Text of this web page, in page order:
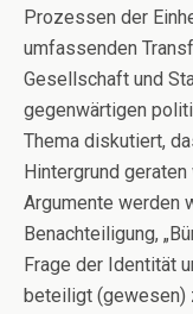
Prozessen der
umfassenden
Gesellschaft und
gegenwärtigen
Thema diskutiert,
Hintergrund
Argumente werden
Benachteiligung,
Frage der Identität
beteiligt (gewesen)